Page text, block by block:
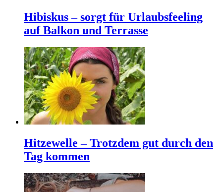
Hibiskus – sorgt für Urlaubsfeeling
auf Balkon und Terrasse
Hitzewelle – Trotzdem gut durch den
Tag kommen